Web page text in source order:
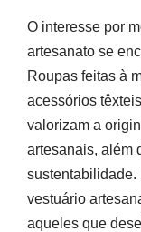
O interesse por
artesanato se
Roupas feitas à
acessórios
valorizam a
artesanais, além
sustentabilidade.
vestuário
aqueles que